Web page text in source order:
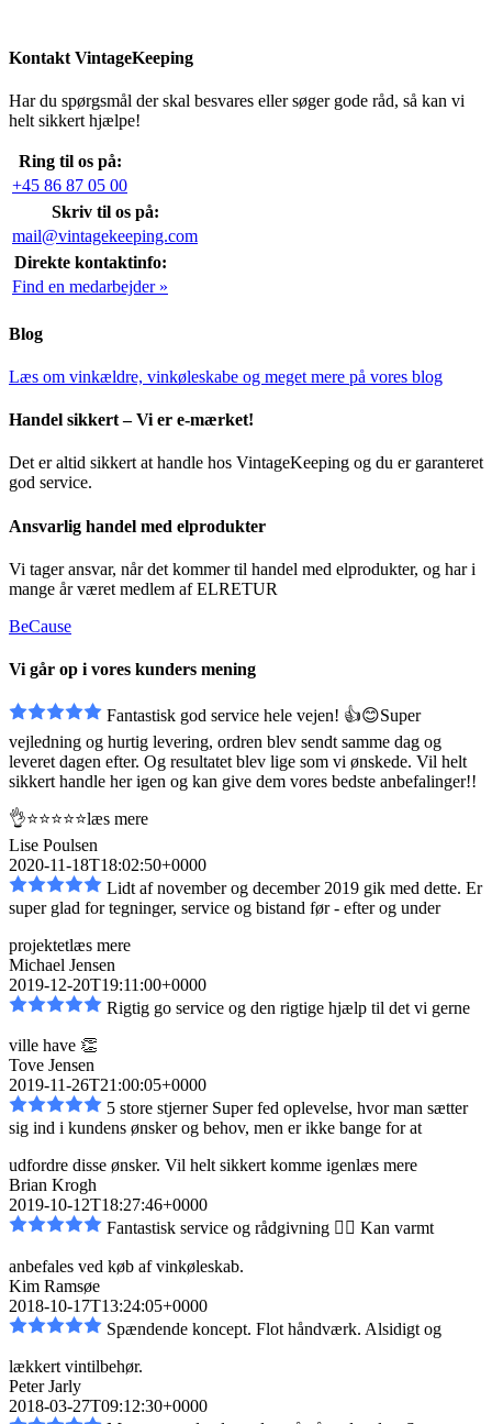
Kontakt VintageKeeping
Har du spørgsmål der skal besvares eller søger gode råd, så kan vi
helt sikkert hjælpe!
Ring til os på:
+45 86 87 05 00
Skriv til os på:
mail@vintagekeeping.com
Direkte kontaktinfo:
Find en medarbejder »
Blog
Læs om vinkældre, vinkøleskabe og meget mere på vores blog
Handel sikkert – Vi er e-mærket!
Det er altid sikkert at handle hos VintageKeeping og du er garanteret
god service.
Ansvarlig handel med elprodukter
Vi tager ansvar, når det kommer til handel med elprodukter, og har i
mange år været medlem af ELRETUR
BeCause
Vi går op i vores kunders mening
Fantastisk god service hele vejen! 👍😊Super
vejledning og hurtig levering, ordren blev sendtsamme dag og
leveret dagen efter. Og resultatet blev lige som vi ønskede. Vil helt
sikkert handle her igen og kan give dem vores bedste anbefalinger!!
👌⭐️⭐️⭐️⭐️⭐️læs mere
Lise Poulsen
2020-11-18T18:02:50+0000
Lidt af november og december 2019 gik med dette. Er
super glad for tegninger, service og bistand før - efter og under
projektetlæs mere
Michael Jensen
2019-12-20T19:11:00+0000
Rigtig go service og den rigtige hjælp til det vi gerne
ville have 👏
Tove Jensen
2019-11-26T21:00:05+0000
5 store stjerner Super fed oplevelse, hvor man sætter
sig ind i kundens ønsker og behov, men erikke bange for at
udfordre disse ønsker. Vil helt sikkert komme igenlæs mere
Brian Krogh
2019-10-12T18:27:46+0000
Fantastisk service og rådgivning 👌🏼 Kan varmt
anbefales ved køb af vinkøleskab.
Kim Ramsøe
2018-10-17T13:24:05+0000
Spændende koncept. Flot håndværk. Alsidigt og
lækkert vintilbehør.
Peter Jarly
2018-03-27T09:12:30+0000